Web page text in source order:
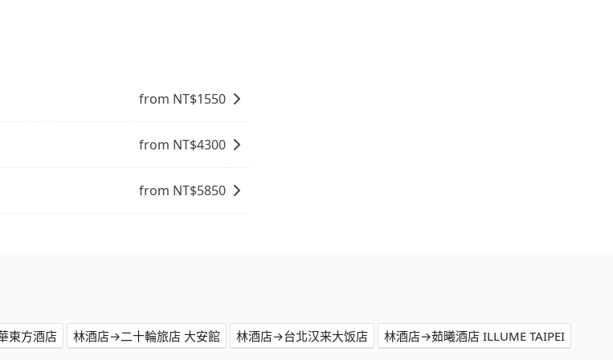
房。台灣人常用的線上訂房平台有
。正常來說，線上刷卡付款完後預定
卻沒房可住的窘境，所以在預定時要不
人工確認。假如不介意多花一點錢省下
from NT$1550
from NT$4300
from NT$5850
東方酒店 林酒店→二十輪旅店 大安館 林酒店→台北汉来大饭店
林酒店→茹曦酒店 ILLUME TAIPEI